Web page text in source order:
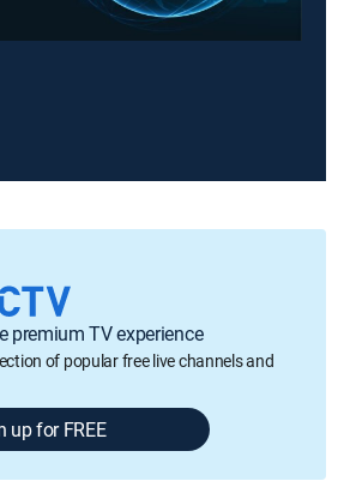
premium TV experience
of popular free live channels and
up for FREE